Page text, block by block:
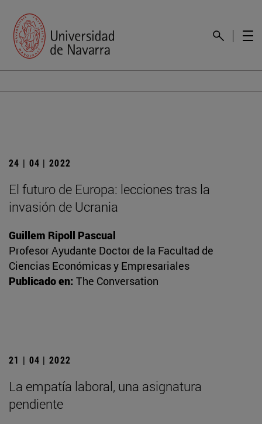
24 | 04 | 2022
El futuro de Europa: lecciones tras la
invasión de Ucrania
Guillem Ripoll Pascual
Profesor Ayudante Doctor de la Facultad de
Ciencias Económicas y Empresariales
Publicado en: The Conversation
21 | 04 | 2022
La empatía laboral, una asignatura
pendiente